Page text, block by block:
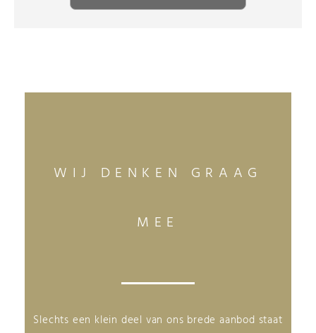
WIJ DENKEN GRAAG
MEE
Slechts een klein deel van ons brede aanbod staat